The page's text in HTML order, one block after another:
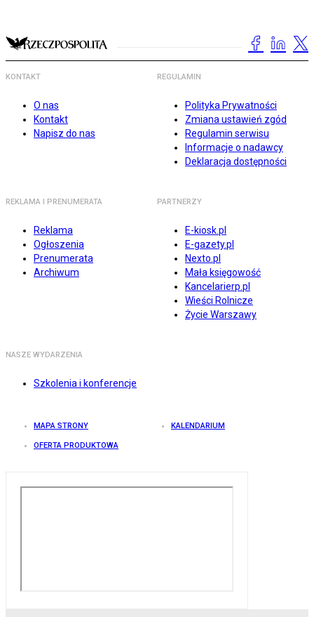
KONTAKT
O nas
Kontakt
Napisz do nas
REGULAMIN
Polityka Prywatności
Zmiana ustawień zgód
Regulamin serwisu
Informacje o nadawcy
Deklaracja dostępności
REKLAMA I PRENUMERATA
Reklama
Ogłoszenia
Prenumerata
Archiwum
PARTNERZY
E-kiosk.pl
E-gazety.pl
Nexto.pl
Mała księgowość
Kancelarierp.pl
Wieści Rolnicze
Życie Warszawy
NASZE WYDARZENIA
Szkolenia i konferencje
MAPA STRONY KALENDARIUM
OFERTA PRODUKTOWA